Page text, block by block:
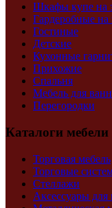
Шкафы купе на
Гардеробные на
Гостиные
Детские
Кухонные
Прихожие
Спальня
Мебель для
Перегородки
Каталоги мебели
Торговая мебель
Торговые
Стеллажи
Аксессуары для